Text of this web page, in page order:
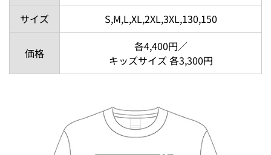
サイズ
S,M,L,XL,2XL,3XL,130,150
価格
各4,400円／
キッズサイズ 各3,300円